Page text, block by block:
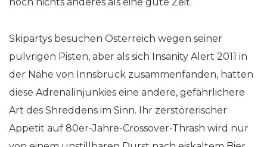
Skipartys besuchen Österreich wegen seiner
pulvrigen Pisten, aber als sich Insanity Alert 2011 in
der Nähe von Innsbruck zusammenfanden, hatten
diese Adrenalinjunkies eine andere, gefährlichere
Art des Shreddens im Sinn. Ihr zerstörerischer
Appetit auf 80er-Jahre-Crossover-Thrash wird nur